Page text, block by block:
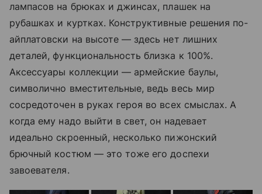
лампасов на брюках и джинсах, плашек на
рубашках и куртках. Конструктивные решения по-
айплатовски на высоте — здесь нет лишних
деталей, функциональность близка к 100%.
Аксессуары коллекции — армейские баулы,
символично вместительные, ведь весь мир
сосредоточен в руках героя во всех смыслах. А
когда ему надо выйти в свет, он надевает
идеально скроенный, несколько пижонский
брючный костюм — это тоже его доспехи
завоевателя.